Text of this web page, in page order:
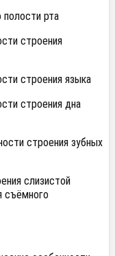
рта
строения
строения языка
строения дна
строения зубных
слизистой
съёмного